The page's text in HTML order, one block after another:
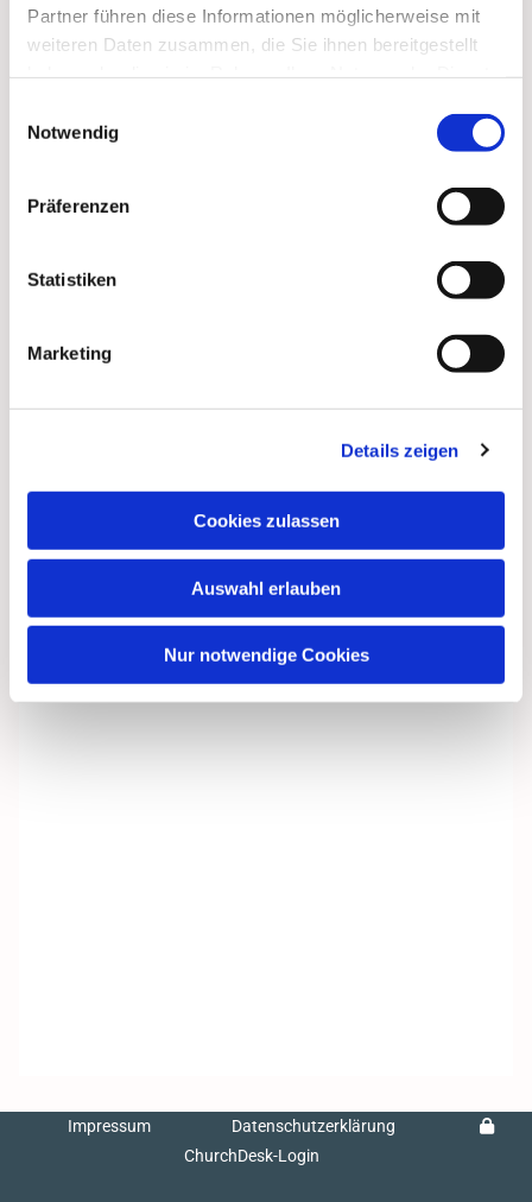
Partner führen diese Informationen möglicherweise mit
weiteren Daten zusammen, die Sie ihnen bereitgestellt
Notwendig
Präferenzen
Statistiken
Marketing
Details zeigen
Cookies zulassen
Auswahl erlauben
Nur notwendige Cookies
Dies könnte Sie auch
Impressum
Datenschutzerklärung
ChurchDesk-Login